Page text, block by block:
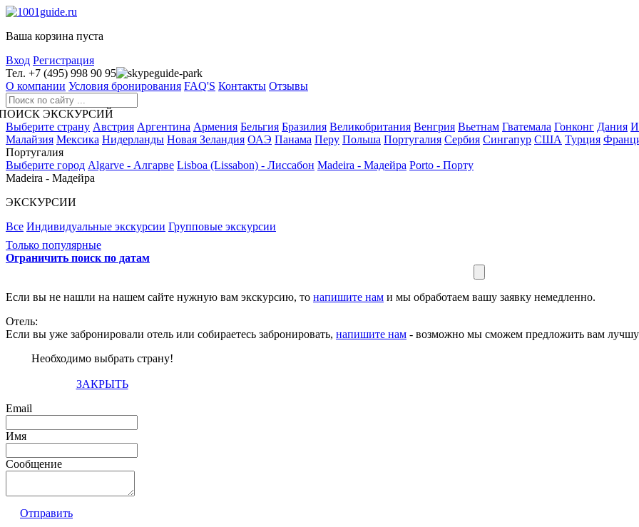
Ваша корзина пуста
Вход Регистрация
Тел. +7 (495) 998 90 95
guide-park
О компании Условия бронирования FAQ'S Контакты Отзывы
ЭКСКУРСИЙ
Выберите страну Австрия Аргентина Армения Бельгия Бразилия Великобритания Венгрия Вьетнам Гватемала Гонконг Дания
Малайзия Мексика Нидерланды Новая Зеландия ОАЭ Панама Перу Польша Португалия Сербия Сингапур США Турция
Португалия
Выберите город Algarve - Алгарве Lisboa (Lissabon) - Лиссабон Madeira - Мадейра Porto - Порту
Madeira - Мадейра
ЭКСКУРСИИ
Все Индивидуальные экскурсии Групповые экскурсии
Только популярные
Ограничить поиск по датам
Если вы не нашли на нашем сайте нужную вам экскурсию, то напишите нам и мы обработаем вашу заявку немедленно.
Отель:
Если вы уже забронировали отель или собираетесь забронировать, напишите нам - возможно мы сможем предложить вам
Необходимо выбрать страну!
ЗАКРЫТЬ
Email
Имя
Сообщение
Отправить